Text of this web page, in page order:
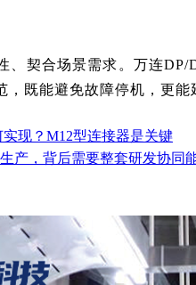
、契合场景需求。万连
，既能避免故障停机，更
现？M12型连接器是关键
产，背后需要整套研发协同